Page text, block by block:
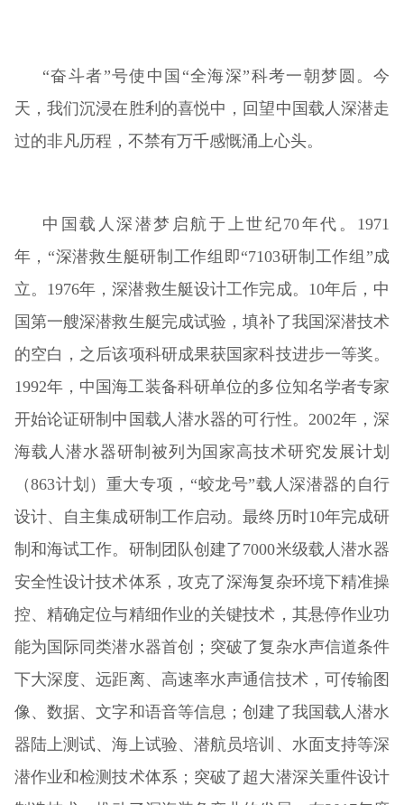
“奋斗者”号使中国“全海深”科考一朝梦圆。今
天，我们沉浸在胜利的喜悦中，回望中国载人深潜走
过的非凡历程，不禁有万千感慨涌上心头。
中国载人深潜梦启航于上世纪70年代。1971
年，“深潜救生艇研制工作组即“7103研制工作组”成
立。1976年，深潜救生艇设计工作完成。10年后，中
国第一艘深潜救生艇完成试验，填补了我国深潜技术
的空白，之后该项科研成果获国家科技进步一等奖。
1992年，中国海工装备科研单位的多位知名学者专家
开始论证研制中国载人潜水器的可行性。2002年，深
海载人潜水器研制被列为国家高技术研究发展计划
（863计划）重大专项，“蛟龙号”载人深潜器的自行
设计、自主集成研制工作启动。最终历时10年完成研
制和海试工作。研制团队创建了7000米级载人潜水器
安全性设计技术体系，攻克了深海复杂环境下精准操
控、精确定位与精细作业的关键技术，其悬停作业功
能为国际同类潜水器首创；突破了复杂水声信道条件
下大深度、远距离、高速率水声通信技术，可传输图
像、数据、文字和语音等信息；创建了我国载人潜水
器陆上测试、海上试验、潜航员培训、水面支持等深
潜作业和检测技术体系；突破了超大潜深关重件设计